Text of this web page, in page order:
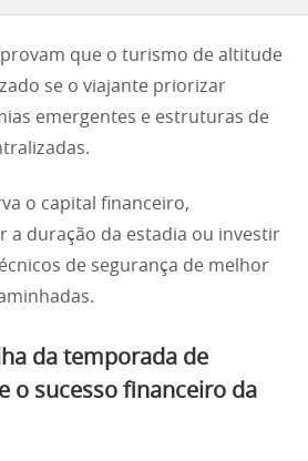
que o turismo de altitude
se o viajante priorizar
emergentes e estruturas de
o capital financeiro,
a duração da estadia ou investir
de segurança de melhor
da temporada de
o sucesso financeiro da